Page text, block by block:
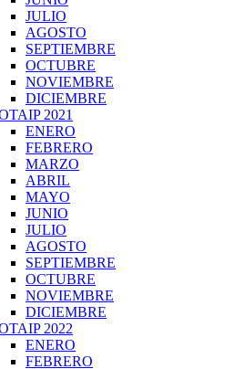
JULIO
AGOSTO
SEPTIEMBRE
OCTUBRE
NOVIEMBRE
DICIEMBRE
2021
ENERO
FEBRERO
MARZO
ABRIL
MAYO
JUNIO
JULIO
AGOSTO
SEPTIEMBRE
OCTUBRE
NOVIEMBRE
DICIEMBRE
2022
ENERO
FEBRERO